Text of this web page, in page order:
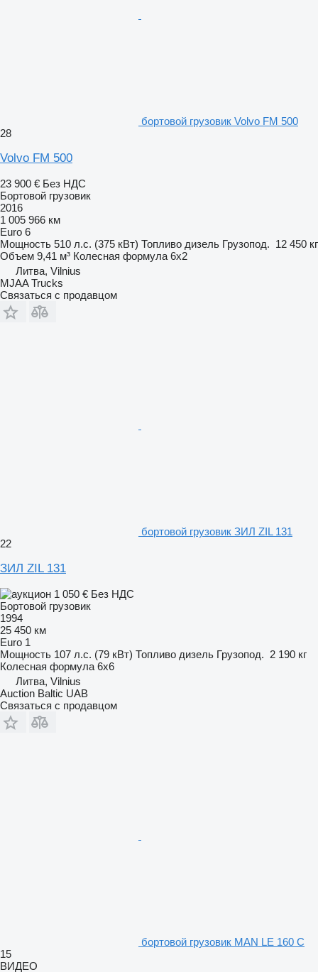
бортовой грузовик Volvo FM 500
28
Volvo FM 500
23 900 € Без НДС
Бортовой грузовик
2016
1 005 966 км
Euro 6
Мощность 510 л.с. (375 кВт) Топливо дизель Грузопод. 12 450 кг
Объем 9,41 м³ Колесная формула 6x2
Литва, Vilnius
MJAA Trucks
Связаться с продавцом
бортовой грузовик ЗИЛ ZIL 131
22
ЗИЛ ZIL 131
1 050 € Без НДС
Бортовой грузовик
1994
25 450 км
Euro 1
Мощность 107 л.с. (79 кВт) Топливо дизель Грузопод. 2 190 кг
Колесная формула 6x6
Литва, Vilnius
Auction Baltic UAB
Связаться с продавцом
бортовой грузовик MAN LE 160 C
15
ВИДЕО